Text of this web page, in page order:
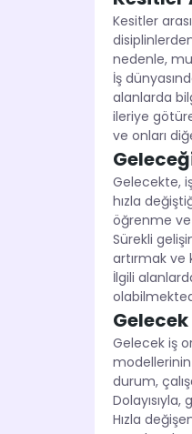
Kesitler
nedenle,
İş
alanlarda
ileriye
ve onları
Gelecekte,
hızla
öğrenme ve
Sürekli
artırmak ve
İlgili
Gelecek iş
modellerinin
durum,
Hızla